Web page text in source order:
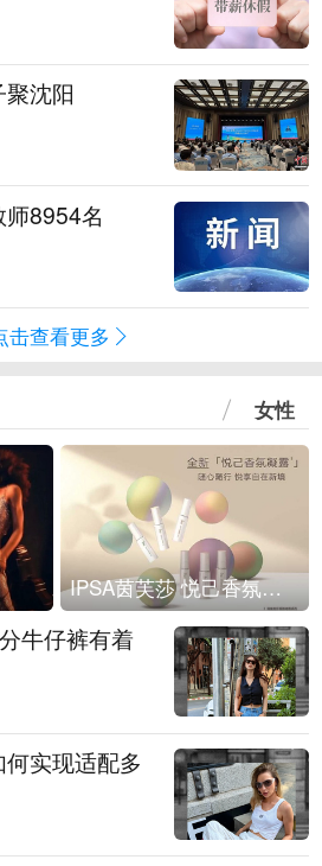
沈阳
8954名
击查看更多
女性
IPSA茵芙莎 悦己香氛凝露上市
牛仔裤有着
实现适配多